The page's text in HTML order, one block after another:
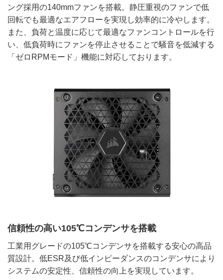
ング採用の140mmファンを搭載。静圧重視のファンで低
回転でも最適なエアフローを実現し効率的に冷やします。
また、負荷と温度に応じて最適なファンコントロールを行
い、低負荷時にファンを停止させることで騒音を低減する
「ゼロRPMモード」機能に対応しております。
信頼性の高い105℃コンデンサを搭載
工業用グレードの105℃コンデンサを搭載する安心の高品
質設計。低ESR及び低インピーダンスのコンデンサにより
システムの安定性、信頼性の向上を実現しています。